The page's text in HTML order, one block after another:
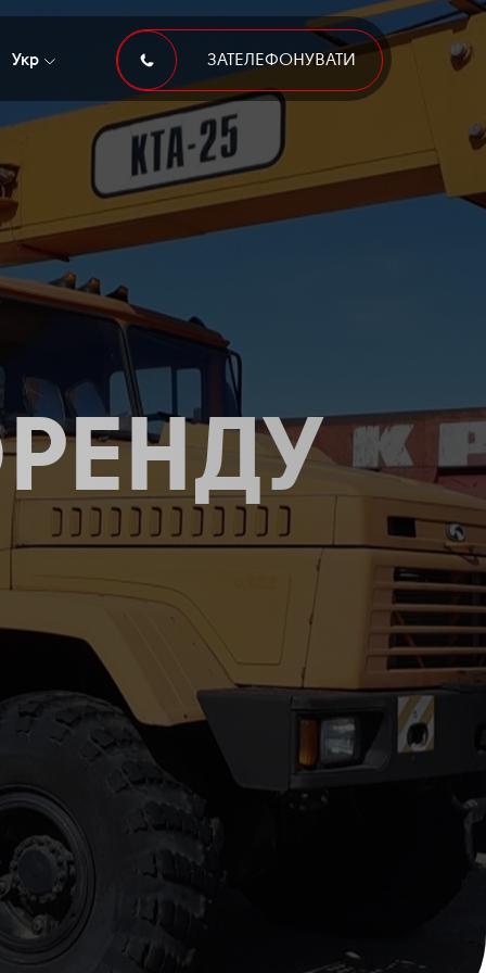
Укр ЗАТЕЛЕФОНУВАТИ